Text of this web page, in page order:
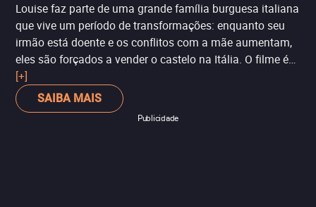
Louise faz parte de uma grande família burguesa italiana
que vive um período de transformações: enquanto seu
irmão está doente e os conflitos com a mãe aumentam,
eles são forçados a vender o castelo na Itália. O filme é
semi-autobiográfico, escrito a partir de fatos reais vividos
pela própria diretora Valeria Bruni Tedeschi. Por um lado,
isso traz algo vivo para esta história, por outro traz um
[+]
SAIBA MAIS
Publicidade